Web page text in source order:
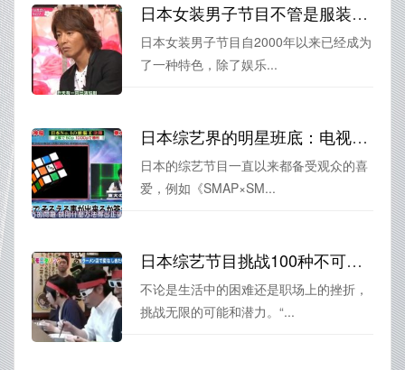
日本女装男子节目不管是服装还是表演都有独特的特色，打破次元壁
日本女装男子节目自2000年以来已经成为
了一种特色，除了娱乐...
日本综艺界的明星班底：电视节目主持人大揭秘
日本的综艺节目一直以来都备受观众的喜
爱，例如《SMAP×SM...
日本综艺节目挑战100种不可能，真的做到了
不论是生活中的困难还是职场上的挫折，
挑战无限的可能和潜力。“...